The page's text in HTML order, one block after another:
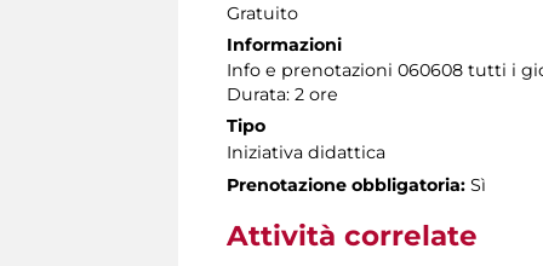
Gratuito
Informazioni
Info e prenotazioni 060608 tutti i
Durata: 2 ore
Tipo
Iniziativa didattica
Prenotazione obbligatoria: Sì
Attività correlate